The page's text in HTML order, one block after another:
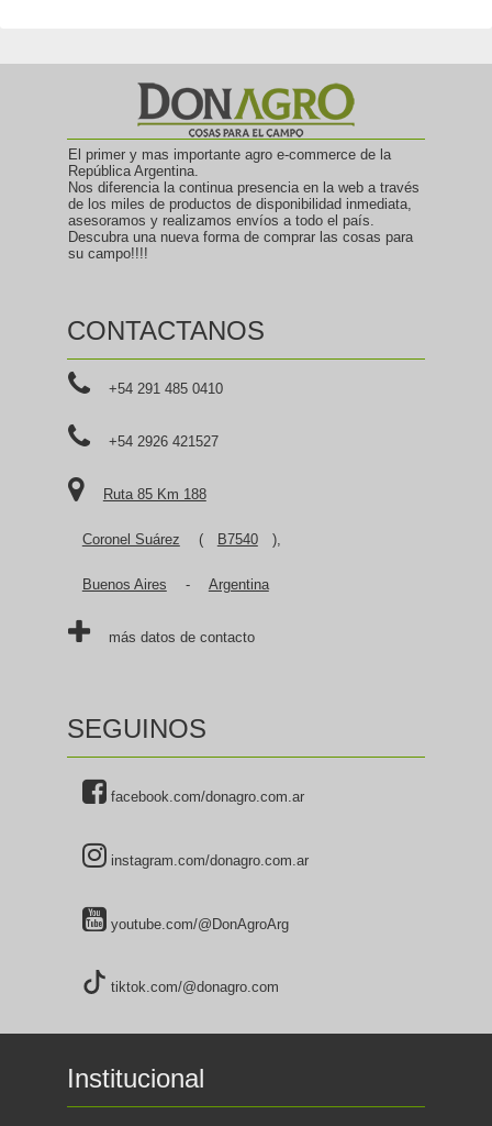
El primer y mas importante agro e-commerce de la
República Argentina.
Nos diferencia la continua presencia en la web a través
de los miles de productos de disponibilidad inmediata,
asesoramos y realizamos envíos a todo el país.
Descubra una nueva forma de comprar las cosas para
su campo!!!!
CONTACTANOS
+54 291 485 0410
+54 2926 421527
Ruta 85 Km 188
Coronel Suárez ( B7540 ),
Buenos Aires - Argentina
más datos de contacto
SEGUINOS
facebook.com/donagro.com.ar
instagram.com/donagro.com.ar
youtube.com/@DonAgroArg
tiktok.com/@donagro.com
Institucional